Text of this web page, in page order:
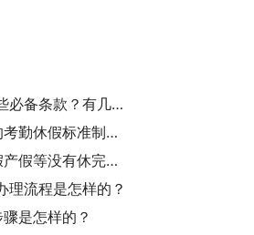
【诚展HR干货】劳动合同有哪些必备条款？有几种类型?必须签合同吗？
【考勤易休假管理】国家规定的考勤休假标准制度是怎样的？
【考勤易分享】年底了年假婚假产假等没有休完公司自动作废合法吗？
理流程是怎样的？
是怎样的？